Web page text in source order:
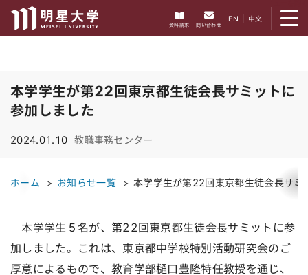
資料請求 問い合わせ
EN 中文
本学学生が第22回東京都生徒会長サミットに
参加しました
2024.01.10 教職事務センター
ホーム お知らせ一覧 本学学生が第22回東京都生徒会長サミ
本学学生５名が、第22回東京都生徒会長サミットに参
加しました。これは、東京都中学校特別活動研究会のご
厚意によるもので、教育学部樋口豊隆特任教授を通じ、